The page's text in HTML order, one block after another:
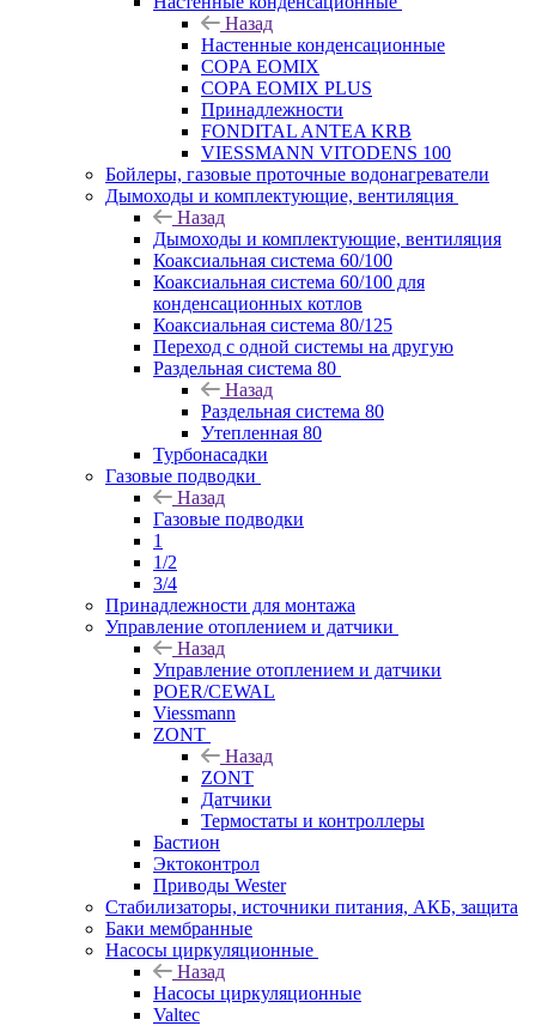
Назад
Настенные конденсационные
COPA EOMIX
COPA EOMIX PLUS
Принадлежности
FONDITAL ANTEA KRB
VIESSMANN VITODENS 100
Бойлеры, газовые проточные водонагреватели
Дымоходы и комплектующие, вентиляция
Назад
Дымоходы и комплектующие, вентиляция
Коаксиальная система 60/100
Коаксиальная система 60/100 для
конденсационных котлов
Коаксиальная система 80/125
Переход с одной системы на другую
Раздельная система 80
Назад
Раздельная система 80
Утепленная 80
Турбонасадки
Газовые подводки
Назад
Газовые подводки
1
1/2
3/4
Принадлежности для монтажа
Управление отоплением и датчики
Назад
Управление отоплением и датчики
POER/CEWAL
Viessmann
ZONT
Назад
ZONT
Датчики
Термостаты и контроллеры
Бастион
Эктоконтрол
Приводы Wester
Стабилизаторы, источники питания, АКБ, защита
Баки мембранные
Насосы циркуляционные
Назад
Насосы циркуляционные
Valtec